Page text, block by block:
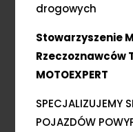
drogowych
Stowarzyszenie
Rzeczoznawców
MOTOEXPERT
SPECJALIZUJEMY
POJAZDÓW